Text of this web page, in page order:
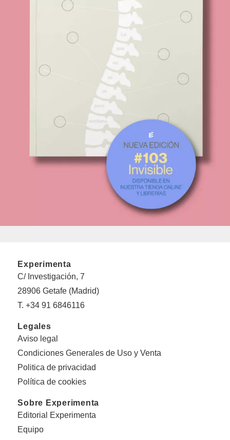
Experimenta
C/ Investigación, 7
28906 Getafe (Madrid)
T. +34 91 6846116
Legales
Aviso legal
Condiciones Generales de Uso y Venta
Politica de privacidad
Política de cookies
Sobre Experimenta
Editorial Experimenta
Equipo